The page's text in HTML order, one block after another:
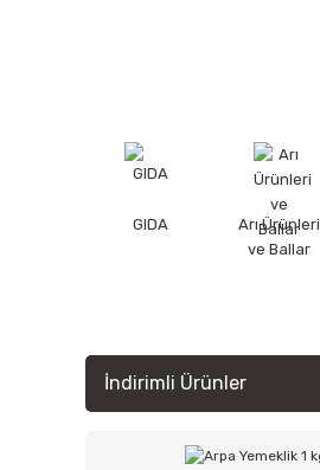
GIDA
Arı Ürünleri
ve Ballar
İndirimli Ürünler